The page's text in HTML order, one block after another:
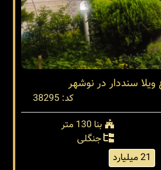
ويلا سنددار در نوشهر
کد: 38295
بنا 130 متر
جنگلی
21 میلیارد